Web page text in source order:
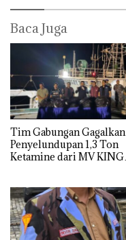
Baca Juga
Tim Gabungan Gagalkan
Penyelundupan 1,3 Ton
Ketamine dari MV KING